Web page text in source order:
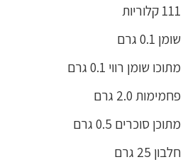
111 קלוריות
שומן 0.1 גרם
מתוכו שומן רווי 0.1 גרם
פחמימות 2.0 גרם
מתוכן סוכרים 0.5 גרם
חלבון 25 גרם